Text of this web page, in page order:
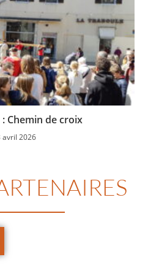
: Chemin de croix
avril 2026